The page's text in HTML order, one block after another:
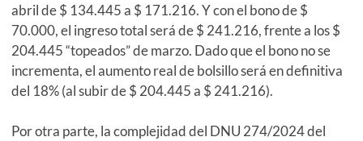
abril de $ 134.445 a $ 171.216. Y con el bono de $
70.000, el ingreso total será de $ 241.216, frente a los $
204.445 “topeados” de marzo. Dado que el bono no se
incrementa, el aumento real de bolsillo será en definitiva
del 18% (al subir de $ 204.445 a $ 241.216).
Por otra parte, la complejidad del DNU 274/2024 del